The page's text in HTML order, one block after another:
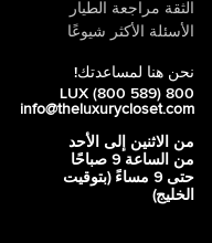
الثقة مراجعة الطيار
الأسئلة الأكثر شيوعًا
نحن هنا لمساعدتك!
800 LUX (800 589)
info@theluxurycloset.com
من الاثنين إلى الأحد
من الساعة 9 صباحًا
حتى 9 مساءً (بتوقيت
الخليج)